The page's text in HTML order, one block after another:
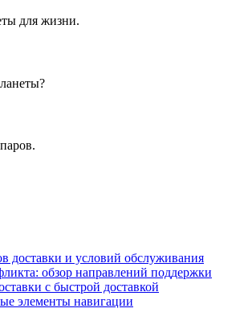
для жизни.
доставки и условий обслуживания
обзор направлений поддержки
с быстрой доставкой
элементы навигации